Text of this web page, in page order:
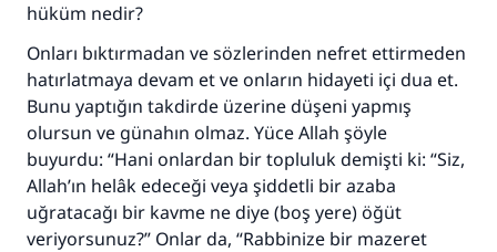
hüküm nedir?
Onları bıktırmadan ve sözlerinden nefret ettirmeden
hatırlatmaya devam et ve onların hidayeti içi dua et.
Bunu yaptığın takdirde üzerine düşeni yapmış
olursun ve günahın olmaz. Yüce Allah şöyle
buyurdu: “Hani onlardan bir topluluk demişti ki: “Siz,
Allah’ın helâk edeceği veya şiddetli bir azaba
uğratacağı bir kavme ne diye (boş yere) öğüt
veriyorsunuz?” Onlar da, “Rabbinize bir mazeret